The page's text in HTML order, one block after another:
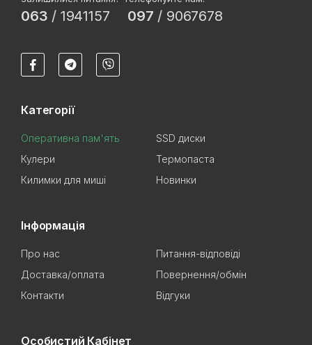
063 / 1941157 097 / 9067678
Категорії
Оперативна пам'ять
SSD диски
Кулери
Термопаста
Килимки для миші
Новинки
Інформація
Про нас
Питання-відповіді
Доставка/оплата
Повернення/обмін
Контакти
Відгуки
Особистий Кабінет